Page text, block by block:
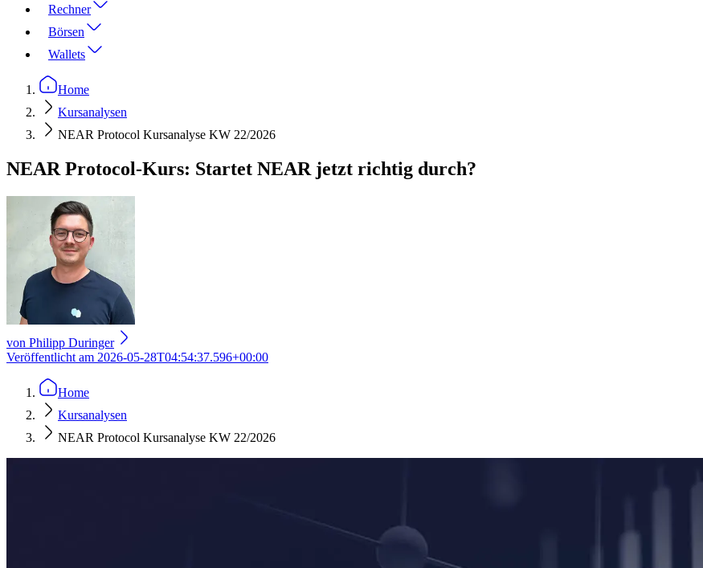
Rechner
Börsen
Wallets
Home
Kursanalysen
NEAR Protocol Kursanalyse KW 22/2026
NEAR Protocol-Kurs: Startet NEAR jetzt richtig durch?
von Philipp Duringer
Veröffentlicht am 2026-05-28T04:54:37.596+00:00
Home
Kursanalysen
NEAR Protocol Kursanalyse KW 22/2026